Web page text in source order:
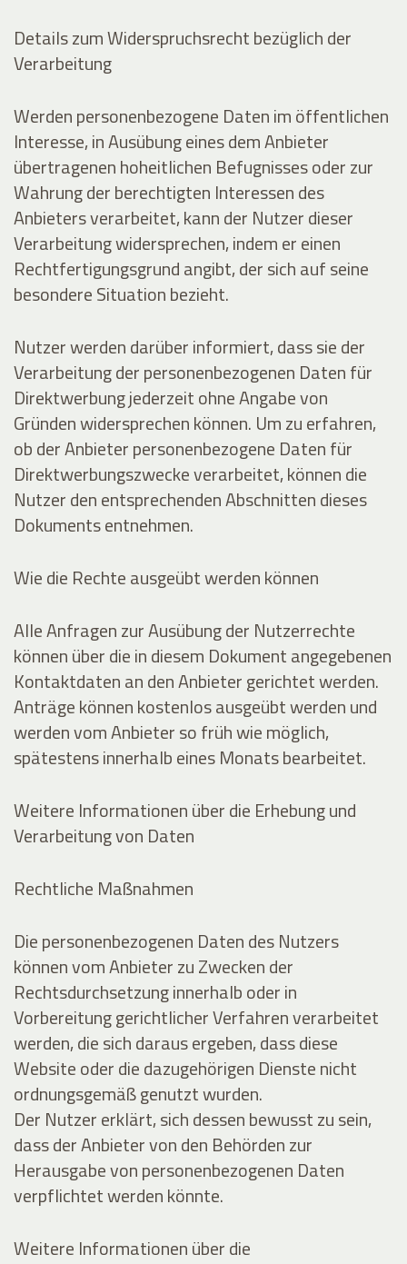
Details zum Widerspruchsrecht bezüglich der
Verarbeitung
Werden personenbezogene Daten im öffentlichen
Interesse, in Ausübung eines dem Anbieter
übertragenen hoheitlichen Befugnisses oder zur
Wahrung der berechtigten Interessen des
Anbieters verarbeitet, kann der Nutzer dieser
Verarbeitung widersprechen, indem er einen
Rechtfertigungsgrund angibt, der sich auf seine
besondere Situation bezieht.
Nutzer werden darüber informiert, dass sie der
Verarbeitung der personenbezogenen Daten für
Direktwerbung jederzeit ohne Angabe von
Gründen widersprechen können. Um zu erfahren,
ob der Anbieter personenbezogene Daten für
Direktwerbungszwecke verarbeitet, können die
Nutzer den entsprechenden Abschnitten dieses
Dokuments entnehmen.
Wie die Rechte ausgeübt werden können
Alle Anfragen zur Ausübung der Nutzerrechte
können über die in diesem Dokument angegebenen
Kontaktdaten an den Anbieter gerichtet werden.
Anträge können kostenlos ausgeübt werden und
werden vom Anbieter so früh wie möglich,
spätestens innerhalb eines Monats bearbeitet.
Weitere Informationen über die Erhebung und
Verarbeitung von Daten
Rechtliche Maßnahmen
Die personenbezogenen Daten des Nutzers
können vom Anbieter zu Zwecken der
Rechtsdurchsetzung innerhalb oder in
Vorbereitung gerichtlicher Verfahren verarbeitet
werden, die sich daraus ergeben, dass diese
Website oder die dazugehörigen Dienste nicht
ordnungsgemäß genutzt wurden.
Der Nutzer erklärt, sich dessen bewusst zu sein,
dass der Anbieter von den Behörden zur
Herausgabe von personenbezogenen Daten
verpflichtet werden könnte.
Weitere Informationen über die